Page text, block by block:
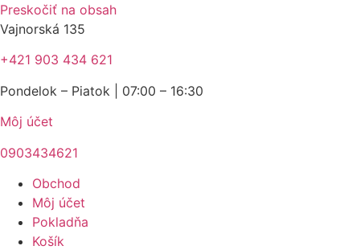
Preskočiť na obsah
Vajnorská 135
+421 903 434 621
Pondelok – Piatok | 07:00 – 16:30
Môj účet
0903434621
Obchod
Môj účet
Pokladňa
Košík